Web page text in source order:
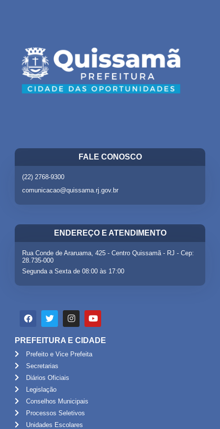
FALE CONOSCO
(22) 2768-9300
comunicacao@quissama.rj.gov.br
ENDEREÇO E ATENDIMENTO
Rua Conde de Araruama, 425 - Centro Quissamã - RJ - Cep:
28.735-000
Segunda a Sexta de 08:00 às 17:00
PREFEITURA E CIDADE
Prefeito e Vice Prefeita
Secretarias
Diários Oficiais
Legislação
Conselhos Municipais
Processos Seletivos
Unidades Escolares